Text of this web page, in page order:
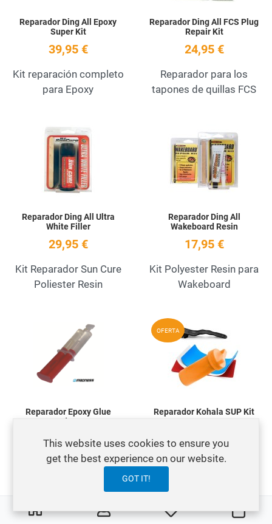
My Wishlist
Reparador Ding All Epoxy
Super Kit
39,95 €
Kit reparación completo
para Epoxy
Reparador Ding All FCS Plug
Repair Kit
24,95 €
Reparador para los
tapones de quillas FCS
Quick View
Reparador Ding All Ultra
White Filler
29,95 €
Kit Reparador Sun Cure
Poliester Resin
Reparador Ding All
Wakeboard Resin
17,95 €
Kit Polyester Resin para
Wakeboard
Add to Wishlist
Reparador Epoxy Glue
Madness
23,95 €
Adhesivo para
OFERTA
Reparador Kohala SUP Kit
6,95 €
Reparador para tablas
This website uses cookies to ensure you
get the best experience on our website.
GOT IT!